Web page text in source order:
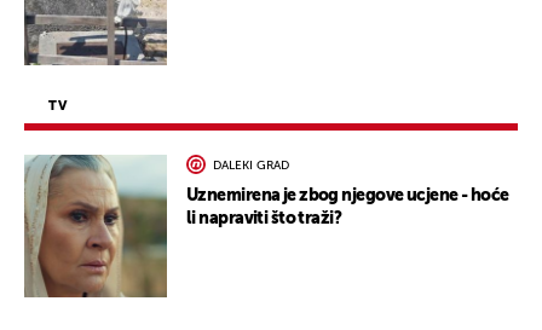
TV
DALEKI GRAD
Uznemirena je zbog njegove ucjene - hoće
li napraviti što traži?